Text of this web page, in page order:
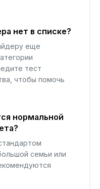
нет в списке?
еще
тест
чтобы помочь
нормальной
семьи или